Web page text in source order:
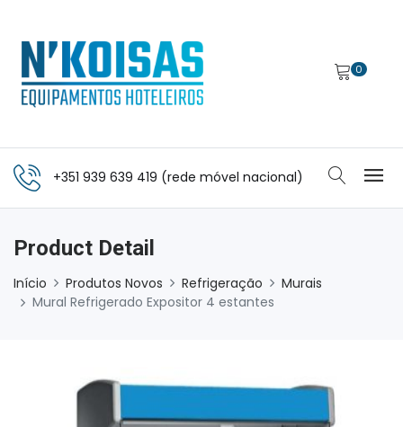
0
+351 939 639 419 (rede móvel nacional)
Product Detail
Início Produtos Novos Refrigeração
Murais
Mural Refrigerado Expositor 4 estantes